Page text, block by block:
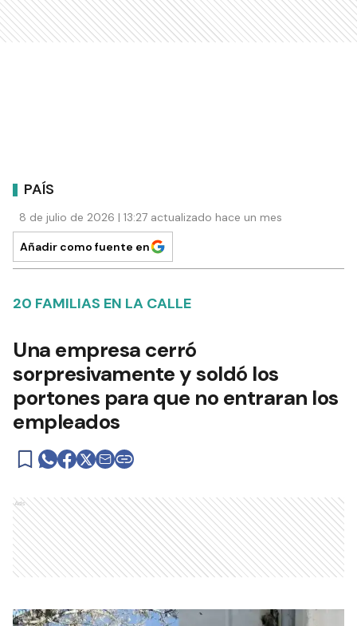
PAÍS
8 de julio de 2026 | 13:27 actualizado hace un mes
Añadir como fuente en
20 FAMILIAS EN LA CALLE
Una empresa cerró
sorpresivamente y soldó los
portones para que no entraran los
empleados
Ads